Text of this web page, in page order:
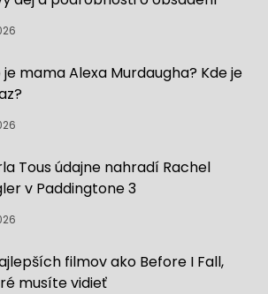
je mama Alexa Murdaugha? Kde je
Tous údajne nahradí Rachel
v Paddingtone 3
filmov ako Before I Fall,
musíte vidieť